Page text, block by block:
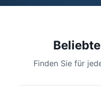
Finden Sie für